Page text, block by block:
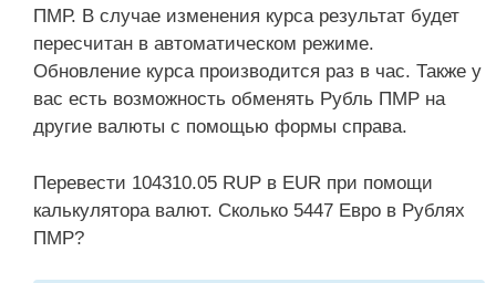
ПМР. В случае изменения курса результат будет
пересчитан в автоматическом режиме.
Обновление курса производится раз в час. Также у
вас есть возможность обменять Рубль ПМР на
другие валюты с помощью формы справа.
Перевести 104310.05 RUP в EUR при помощи
калькулятора валют. Сколько 5447 Евро в Рублях
ПМР?